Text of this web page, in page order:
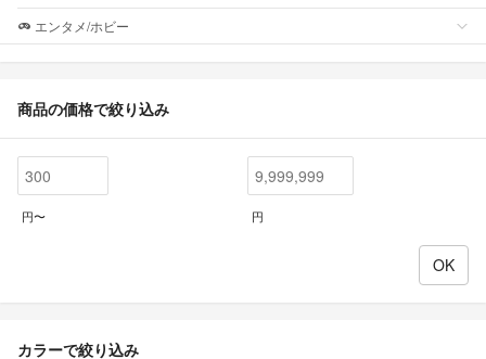
エンタメ/ホビー
商品の価格で絞り込み
円〜 円
カラーで絞り込み